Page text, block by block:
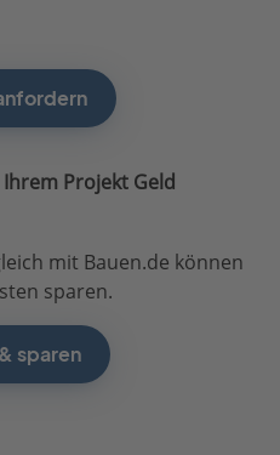
Projekt Geld
mit Bauen.de können
sparen.
sparen